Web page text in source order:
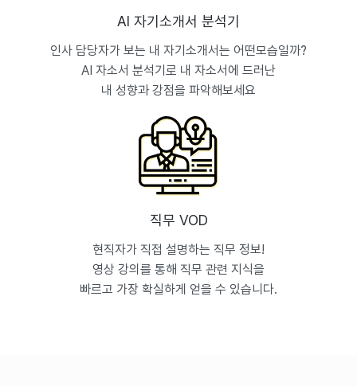
AI 자기소개서 분석기
인사 담당자가 보는 내 자기소개서는 어떤모습일까?
AI 자소서 분석기로 내 자소서에 드러난
내 성향과 강점을 파악해보세요
직무 VOD
현직자가 직접 설명하는 직무 정보!
영상 강의를 통해 직무 관련 지식을
빠르고 가장 확실하게 얻을 수 있습니다.